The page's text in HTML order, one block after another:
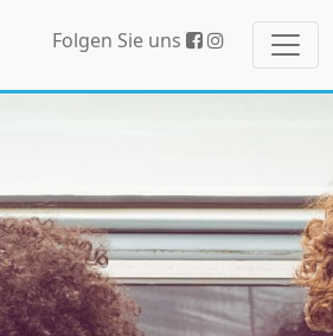
Folgen Sie uns